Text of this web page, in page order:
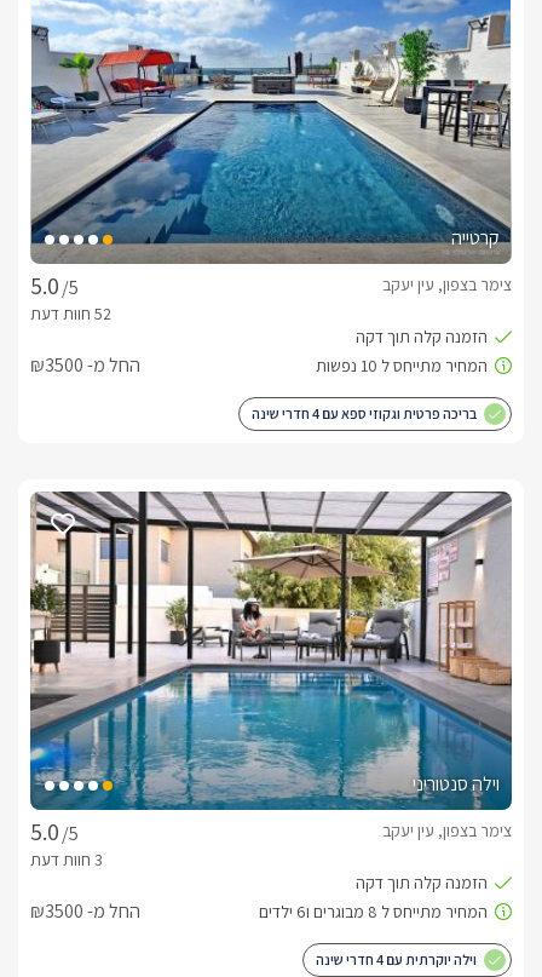
קרטייה
/5
צימר בצפון, עין יעקב
החל מ- ₪3500
בריכה פרטית וגקוזי ספא עם 4 חדרי שינה
וילה סנטוריני
/5
צימר בצפון, עין יעקב
החל מ- ₪3500
וילה יוקרתית עם 4 חדרי שינה